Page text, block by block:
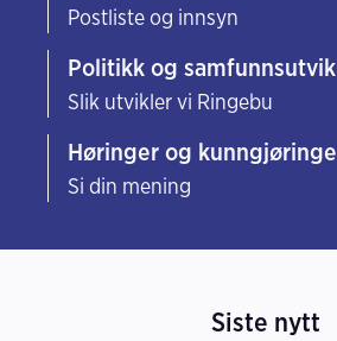
Postliste og innsyn
Politikk og
Slik utvikler vi Ringebu
Høringer og
Si din mening
Siste nytt